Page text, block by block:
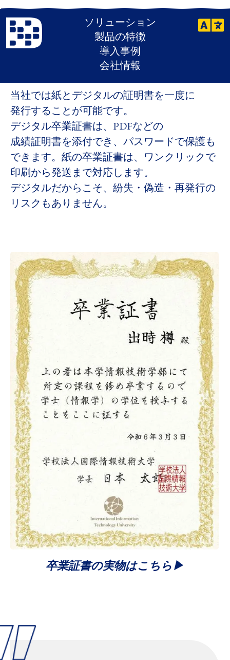
ソリューション
製品の特徴
導入事例
会社情報
ソリューション
信頼性の​高い​卒業証書を​紙と​
デジタルの​両方で
当社では​紙と​デジタルの​証明書を​一度に​
発行する​ことが​可能です。​
デジタル卒業証書は、​PDFなどの​
成績証明書を​添付でき、​パスワードで​保護も​
できます。​紙の​卒業証書は、​ワンクリックで​
印刷から​発送まで​対応します。​
デジタルだから​こそ、​紛失・偽造・再発行の​
リスクも​ありません。
卒業証書の実物はこちら▶